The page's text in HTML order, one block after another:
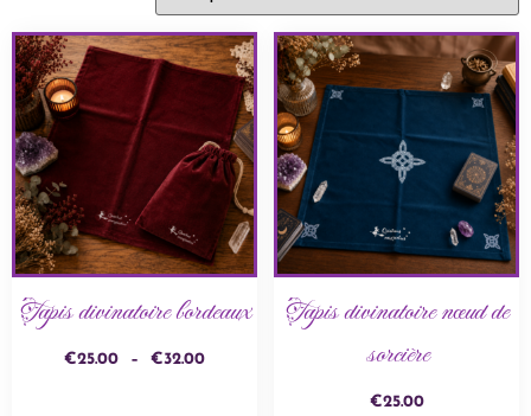
Tapis divinatoire bordeaux
€25.00 – €32.00
Tapis divinatoire nœud de
sorcière
€25.00